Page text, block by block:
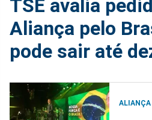
TSE avalia
Aliança pelo
pode sair até
ALIANÇA